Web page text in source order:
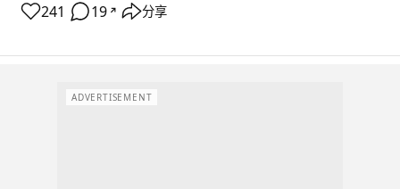
241 19 ↗ 分享
ADVERTISEMENT